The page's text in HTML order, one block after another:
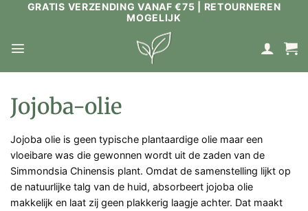
GRATIS VERZENDING VANAF €75 | RETOURNEREN
MOGELIJK
Jojoba-olie
Jojoba olie is geen typische plantaardige olie maar een
vloeibare was die gewonnen wordt uit de zaden van de
Simmondsia Chinensis plant. Omdat de samenstelling lijkt op
de natuurlijke talg van de huid, absorbeert jojoba olie
makkelijk en laat zij geen plakkerig laagje achter. Dat maakt